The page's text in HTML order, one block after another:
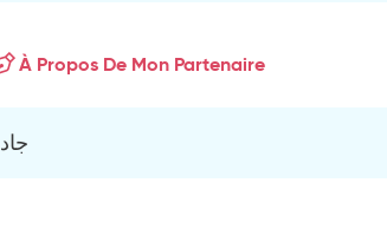
À Propos De Mon Partenaire
جاد